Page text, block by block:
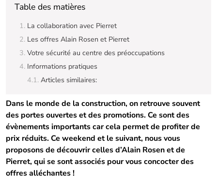
Table des matières
La collaboration avec Pierret
Les offres Alain Rosen et Pierret
Votre sécurité au centre des préoccupations
Informations pratiques
Articles similaires:
Dans le monde de la construction, on retrouve souvent
des portes ouvertes et des promotions. Ce sont des
évènements importants car cela permet de profiter de
prix réduits. Ce weekend et le suivant, nous vous
proposons de découvrir celles d’Alain Rosen et de
Pierret, qui se sont associés pour vous concocter des
offres alléchantes !